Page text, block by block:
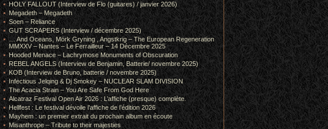
HOLY FALLOUT (Interview de Flo (guitares) / janvier 2026)
Megadeth – Megadeth
Soen – Reliance
GUT SCRAPERS (Interview / décembre 2025)
… And Oceans, Mörk Gryning , Angstkrig – The European Regeneration
MMXXV – Nantes – Le Ferrailleur – 14 Décembre 2025
Hooded Menace – Lachrymose Monuments of Obscuration
REBEL ANGELS (Interview de Benjamin, Batterie/ novembre 2025)
KOB (Interview de Bruno, batterie / novembre 2025)
Infectious Jelqing & Dj Smokey – NUCLEAR SLAM DIVISION
The Acacia Strain – You Are Safe From God Here
Alcatraz Festival Open Air 2026 : L’affiche (presque) complète.
Hellfest : Le festival dévoile l’affiche de l’édition 2026
Mayhem : un premier extrait du prochain album en écoute
Misanthrope – Tribute to their majesties